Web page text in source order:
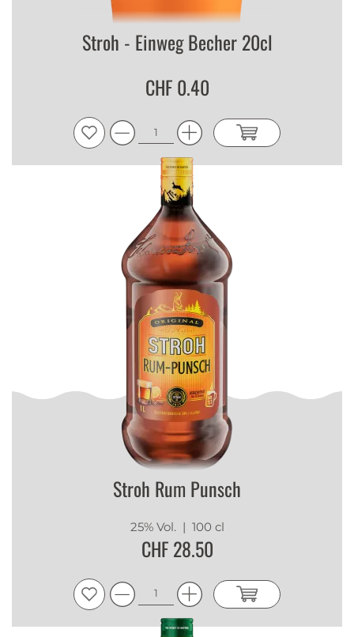
Stroh - Einweg Becher 20cl
CHF 0.40
Stroh Rum Punsch
25% Vol. | 100 cl
CHF 28.50